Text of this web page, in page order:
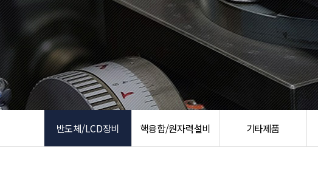
반도체/LCD장비 핵융합/원자력설비 기타제품